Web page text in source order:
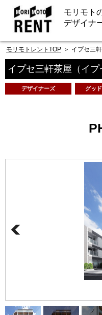
モリモト
デザイナ
モリモトレントTOP ＞ イプセ三
イプセ三軒茶屋 （イ
デザイナーズ グッ